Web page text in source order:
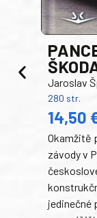
Jaroslav
280 str.
14,50
Okamžitě
závody v
jedinečné